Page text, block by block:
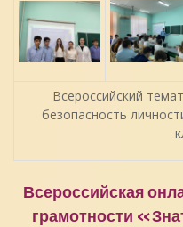
Всероссийский
безопасность
Всероссийская
грамотности